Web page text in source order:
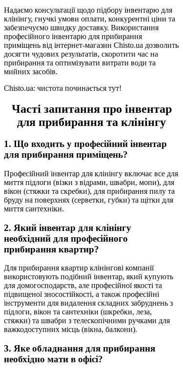
Надаємо консультації щодо підбору інвентарю для
клінінгу, гнучкі умови оплати, конкурентні ціни та
забезпечуємо швидку доставку. Використання
професійного інвентарю для прибирання
приміщень від інтернет-магазин Chisto.ua дозволить
досягти чудових результатів, скоротити час на
прибирання та оптимізувати витрати води та
мийних засобів.
Chisto.ua: чистота починається тут!
Часті запитання про інвентар
для прибирання та клінінгу
1. Що входить у професійний інвентар
для прибирання приміщень?
Професійний інвентар для клінінгу включає все для
миття підлоги (візки з відрами, швабри, мопи), для
вікон (стяжки та скребки), для прибирання пилу та
бруду на поверхнях (серветки, губки) та щітки для
миття сантехніки.
2. Який інвентар для клінінгу
необхідний для професійного
прибирання квартир?
Для прибирання квартир клінінгові компанії
використовують подібний інвентар, який купують
для домогосподарств, але професійної якості та
підвищеної зносостійкості, а також професійні
інструменти для видалення складних забруднень з
підлоги, вікон та сантехніки (шкребки, леза,
стяжки) та швабри з телескопічними ручками для
важкодоступних місць (вікна, балкони).
3. Яке обладнання для прибирання
необхідно мати в офісі?